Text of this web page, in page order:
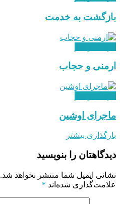
بازگشت به خدمت
ارمنی و حجاب
ماجرای اوشین
بارگذاری بیشتر
دیدگاهتان را بنویسید
نشانی ایمیل شما منتشر نخواهد شد.
علامت‌گذاری شده‌اند *